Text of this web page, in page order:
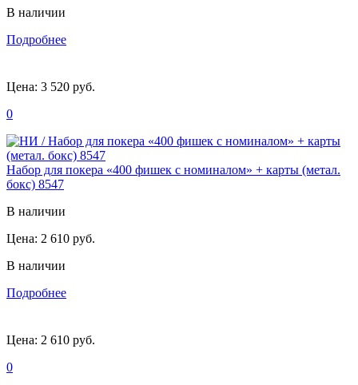
В наличии
Подробнее
Цена: 3 520 руб.
0
Набор для покера «400 фишек с номиналом» + карты (метал.
бокс) 8547
В наличии
Цена: 2 610 руб.
В наличии
Подробнее
Цена: 2 610 руб.
0